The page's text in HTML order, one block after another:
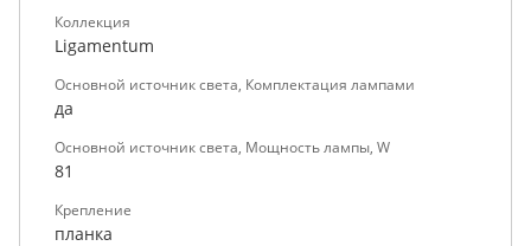
Коллекция
Ligamentum
Основной источник света, Комплектация лампами
да
Основной источник света, Мощность лампы, W
81
Крепление
планка